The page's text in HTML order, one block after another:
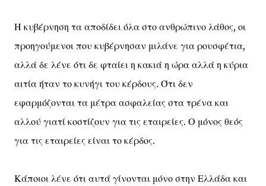
Η κυβέρνηση τα αποδίδει όλα στο ανθρώπινο λάθος, οι
προηγούμενοι που κυβέρνησαν μιλάνε για ρουσφέτια,
αλλά δε λένε ότι δε φταίει η κακιά η ώρα αλλά η κύρια
αιτία ήταν το κυνήγι του κέρδους. Ότι δεν
εφαρμόζονται τα μέτρα ασφαλείας στα τρένα και
αλλού γιατί κοστίζουν για τις εταιρείες. Ο μόνος θεός
για τις εταιρείες είναι το κέρδος.
Κάποιοι λένε ότι αυτά γίνονται μόνο στην Ελλάδα και